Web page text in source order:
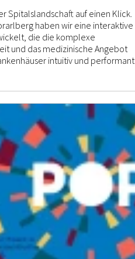
Spitalslandschaft auf einen Klick.
haben wir eine interaktive
die die komplexe
und das medizinische Angebot
intuitiv und performant